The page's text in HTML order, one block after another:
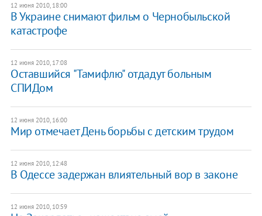
12 июня 2010, 18:00
В Украине снимают фильм о Чернобыльской
катастрофе
12 июня 2010, 17:08
Оставшийся "Тамифлю" отдадут больным
СПИДом
12 июня 2010, 16:00
Мир отмечает День борьбы с детским трудом
12 июня 2010, 12:48
В Одессе задержан влиятельный вор в законе
12 июня 2010, 10:59